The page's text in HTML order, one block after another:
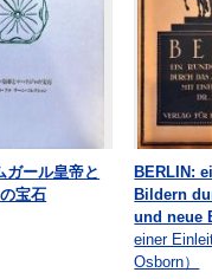
ガール皇帝と
宝石
BERLIN:
Bildern
und neue
einer
Osborn）